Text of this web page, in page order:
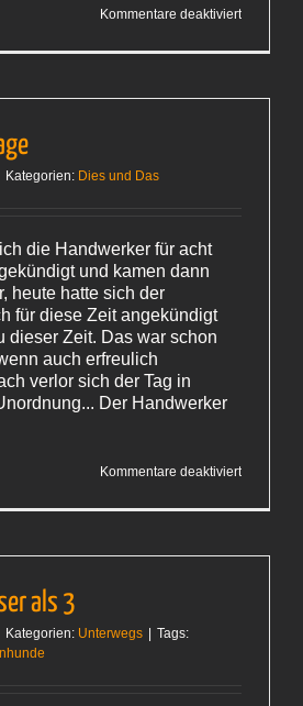
Kommentare deaktiviertfür
Kategorien: Dies und Das
die Handwerker für acht
und kamen dann
heute hatte sich der
für diese Zeit angekündigt
dieser Zeit. Das war schon
auch erfreulich
verlor sich der Tag in
Der Handwerker
Kommentare deaktiviertfür
als 3
Kategorien: Unterwegs
Tags: